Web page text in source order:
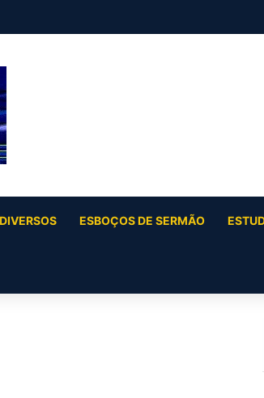
DIVERSOS ESBOÇOS DE SERMÃO